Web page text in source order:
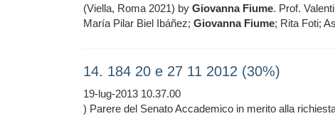
(Viella, Roma 2021) by Giovanna Fiume. Prof.
María Pilar Biel Ibáñez; Giovanna Fiume; Rita Foti;
14. 184 20 e 27 11 2012 (30%)
19-lug-2013 10.37.00
) Parere del Senato Accademico in merito alla